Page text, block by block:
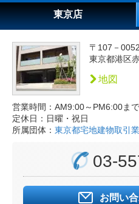
東京店
〒107－0052
東京都港区
地図
営業時間：AM9:00～PM6:00まで
定休日：日曜・祝日
所属団体： 東京都宅地建物取引
03-
お問い